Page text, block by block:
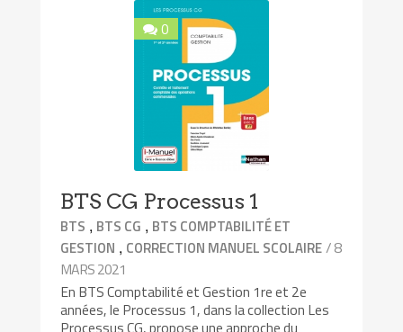
0
BTS CG Processus 1
BTS , BTS CG , BTS COMPTABILITÉ ET
GESTION , CORRECTION MANUEL SCOLAIRE/ 8
MARS 2021
En BTS Comptabilité et Gestion 1re et 2e
années, le Processus 1, dans la collection Les